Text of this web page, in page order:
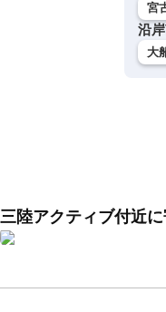
宮
沿
大
三陸アクティブ付近